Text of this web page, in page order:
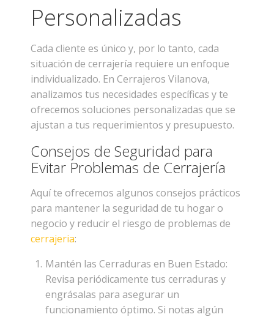
Personalizadas
Cada cliente es único y, por lo tanto, cada
situación de cerrajería requiere un enfoque
individualizado. En Cerrajeros Vilanova,
analizamos tus necesidades específicas y te
ofrecemos soluciones personalizadas que se
ajustan a tus requerimientos y presupuesto.
Consejos de Seguridad para
Evitar Problemas de Cerrajería
Aquí te ofrecemos algunos consejos prácticos
para mantener la seguridad de tu hogar o
negocio y reducir el riesgo de problemas de
cerrajeria:
Mantén las Cerraduras en Buen Estado:
Revisa periódicamente tus cerraduras y
engrásalas para asegurar un
funcionamiento óptimo. Si notas algún